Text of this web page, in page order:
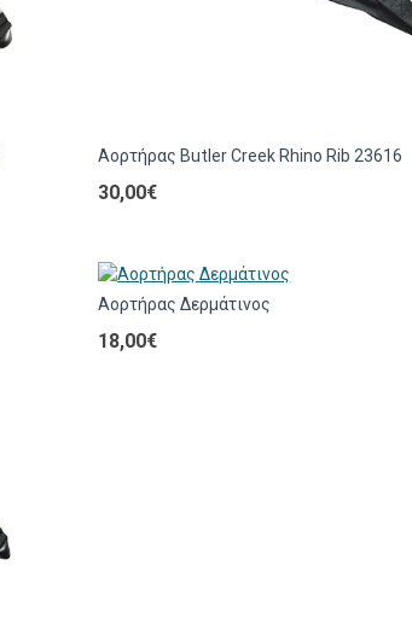
Αορτήρας Butler Creek Rhino Rib 23616
30,00€
Αορτήρας Δερμάτινος
18,00€